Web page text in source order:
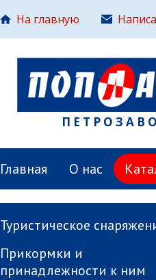
На главную
Главная О нас
Туристическое
Прикормки и
принадлежности к ним